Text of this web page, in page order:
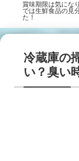
賞味期限は気にな
では生鮮食品の見
た！
冷蔵庫の
い？臭い